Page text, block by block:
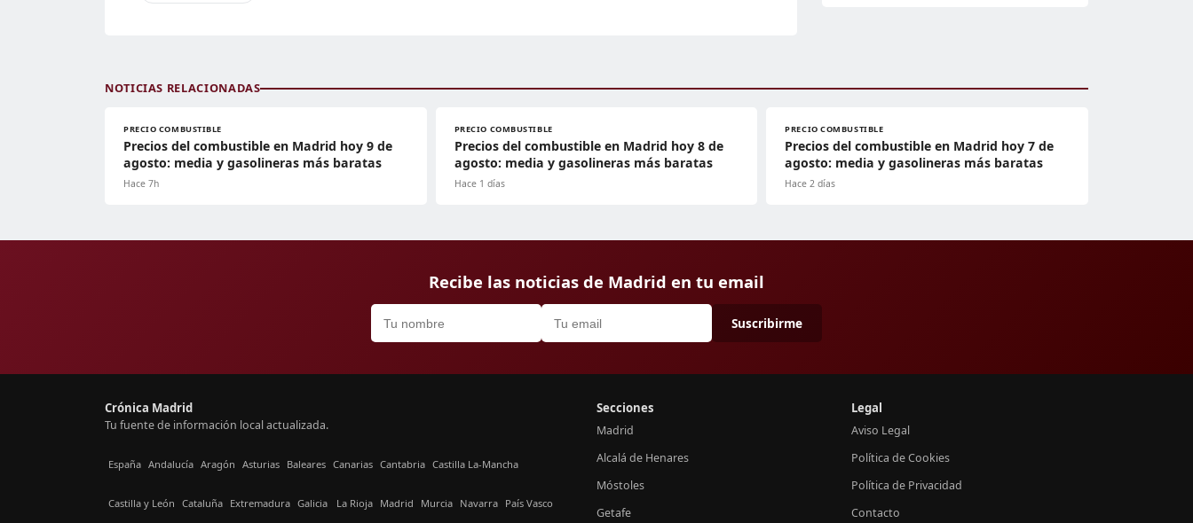
NOTICIAS RELACIONADAS
PRECIO COMBUSTIBLE
Precios del combustible en Madrid hoy 9 de
agosto: media y gasolineras más baratas
Hace 7h
PRECIO COMBUSTIBLE
Precios del combustible en Madrid hoy 8 de
agosto: media y gasolineras más baratas
Hace 1 días
PRECIO COMBUSTIBLE
Precios del combustible en Madrid hoy 7 de
agosto: media y gasolineras más baratas
Hace 2 días
Recibe las noticias de Madrid en tu email
Suscribirme
Crónica Madrid
Tu fuente de información local actualizada.
España Andalucía Aragón Asturias Baleares Canarias Cantabria Castilla La-Mancha
Castilla y León Cataluña Extremadura Galicia La Rioja Madrid Murcia Navarra País Vasco
Secciones
Madrid
Alcalá de Henares
Móstoles
Getafe
Legal
Aviso Legal
Política de Cookies
Política de Privacidad
Contacto